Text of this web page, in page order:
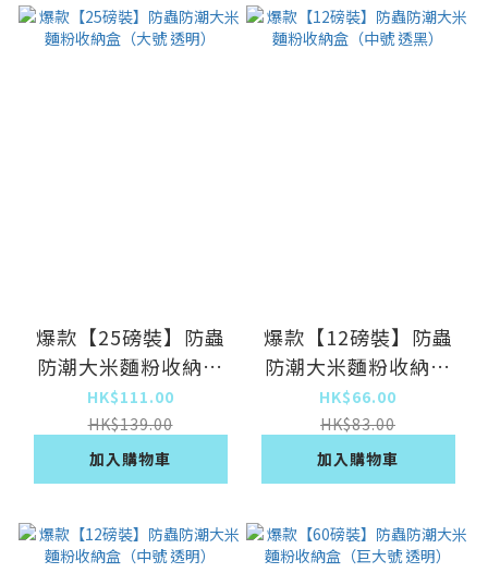
爆款【25磅裝】防蟲
防潮大米麵粉收納盒
（大號 透明）
HK$111.00
HK$139.00
加入購物車
爆款【12磅裝】防蟲
防潮大米麵粉收納盒
（中號 透黑）
HK$66.00
HK$83.00
加入購物車